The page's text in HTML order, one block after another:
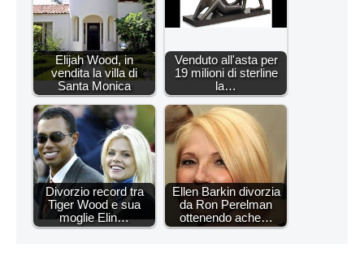
Elijah Wood, in
vendita la villa di
Santa Monica
Venduto all'asta per
19 milioni di sterline
la…
Divorzio record tra
Tiger Wood e sua
moglie Elin…
Ellen Barkin divorzia
da Ron Perelman
ottenendo ache…